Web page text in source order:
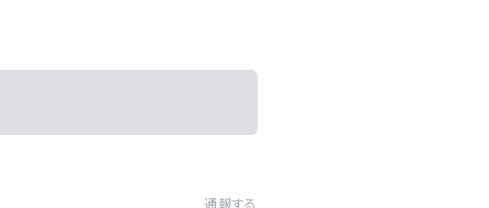
通報する